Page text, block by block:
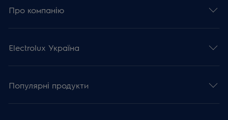
Про компанію
Electrolux Україна
Популярні продукти